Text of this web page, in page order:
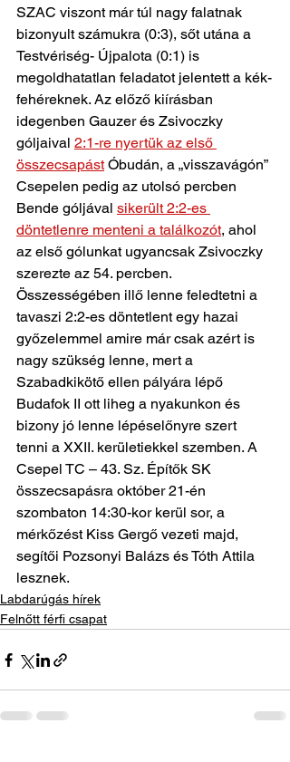
SZAC viszont már túl nagy falatnak
bizonyult számukra (0:3), sőt utána a
Testvériség- Újpalota (0:1) is
megoldhatatlan feladatot jelentett a kék-
fehéreknek. Az előző kiírásban
idegenben Gauzer és Zsivoczky
góljaival 2:1-re nyertük az első
összecsapást Óbudán, a „visszavágón”
Csepelen pedig az utolsó percben
Bende góljával sikerült 2:2-es
döntetlenre menteni a találkozót, ahol
az első gólunkat ugyancsak Zsivoczky
szerezte az 54. percben.
Összességében illő lenne feledtetni a
tavaszi 2:2-es döntetlent egy hazai
győzelemmel amire már csak azért is
nagy szükség lenne, mert a
Szabadkikötő ellen pályára lépő
Budafok II ott liheg a nyakunkon és
bizony jó lenne lépéselőnyre szert
tenni a XXII. kerületiekkel szemben. A
Csepel TC – 43. Sz. Építők SK
összecsapásra október 21-én
szombaton 14:30-kor kerül sor, a
mérkőzést Kiss Gergő vezeti majd,
segítői Pozsonyi Balázs és Tóth Attila
lesznek.
Labdarúgás hírek
Felnőtt férfi csapat